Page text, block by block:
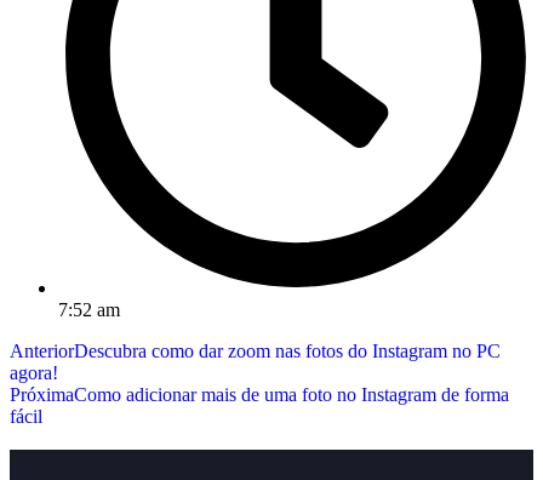
7:52 am
AnteriorDescubra como dar zoom nas fotos do Instagram no PC
agora!
PróximaComo adicionar mais de uma foto no Instagram de forma
fácil